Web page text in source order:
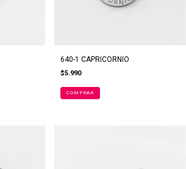
640-1 CAPRICORNIO
$5.990